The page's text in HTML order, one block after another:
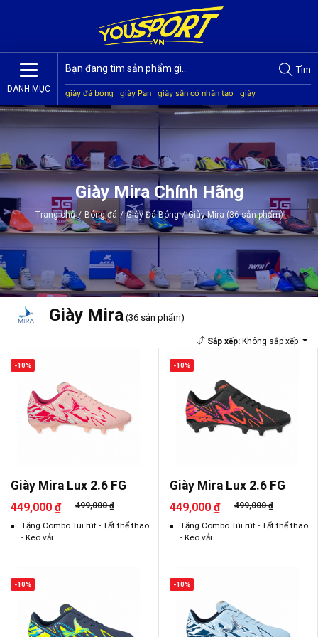
DANH MỤC
Tìm
giày đá bóng giày Pan giày sân cỏ nhân tạo
giày
Jogarbola
giày Mitre giày Akka quần áo bóng đá
giày
Giày Mira Chính Hãng
Trang chủ / Bóng đá / Giày Đá Bóng / Giày Mira (36 sản phẩm)
Giày Mira (36 sản phẩm)
Sắp xếp:Không sắp xếp
Giày Mira Lux 2.6 FG
449,000 ₫ 499,000 ₫
-10%
Tặng Combo Túi rút - Tất thể thao
- Keo vải
Giày Mira Lux 2.6 FG
449,000 ₫ 499,000 ₫
-10%
Tặng Combo Túi rút - Tất thể thao
- Keo vải
-10% -10%